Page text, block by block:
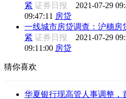
紧 证券日报 2021-07-29
09:47:11 房贷
一线城市房贷调查：沪穗房
紧 证券日报 2021-07-29
09:11:00 房贷
猜你喜欢
华夏银行现高管人事调整，